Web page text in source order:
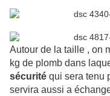
Autour de la taille , on
kg de plomb dans
sécurité qui sera tenu
servira aussi a